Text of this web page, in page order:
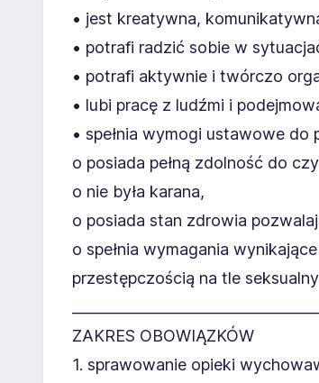
• jest kreatywna,
• potrafi radzić sobie w
• potrafi aktywnie i twórczo
• lubi pracę z ludźmi i
• spełnia wymogi ustawowe do
o posiada pełną zdolność do
o nie była karana,
o posiada stan zdrowia
o spełnia wymagania
przestępczością na tle
ZAKRES OBOWIĄZKÓW
1. sprawowanie opieki